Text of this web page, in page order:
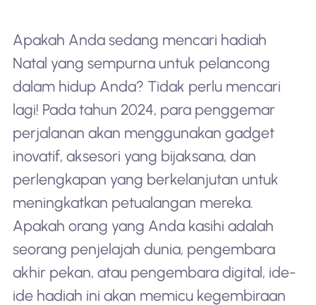
Apakah Anda sedang mencari hadiah
Natal yang sempurna untuk pelancong
dalam hidup Anda? Tidak perlu mencari
lagi! Pada tahun 2024, para penggemar
perjalanan akan menggunakan gadget
inovatif, aksesori yang bijaksana, dan
perlengkapan yang berkelanjutan untuk
meningkatkan petualangan mereka.
Apakah orang yang Anda kasihi adalah
seorang penjelajah dunia, pengembara
akhir pekan, atau pengembara digital, ide-
ide hadiah ini akan memicu kegembiraan